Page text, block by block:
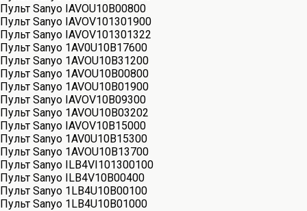
Пульт Sanyo IAVOU10B00800
Пульт Sanyo IAVOV101301900
Пульт Sanyo IAVOV101301322
Пульт Sanyo 1AV0U10B17600
Пульт Sanyo 1AVOU10B31200
Пульт Sanyo 1AVOU10B00800
Пульт Sanyo 1AVOU10B01900
Пульт Sanyo IAVOV10B09300
Пульт Sanyo 1AVOU10B03202
Пульт Sanyo IAVOV10B15000
Пульт Sanyo 1AV0U10B15300
Пульт Sanyo 1AVOU10B13700
Пульт Sanyo ILB4VI101300100
Пульт Sanyo ILB4V10B00400
Пульт Sanyo 1LB4U10B00100
Пульт Sanyo 1LB4U10B01000